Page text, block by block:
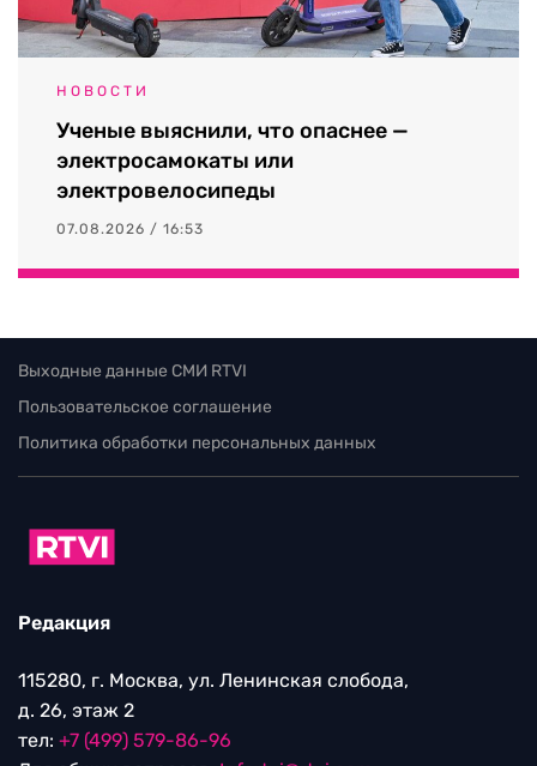
НОВОСТИ
Ученые выяснили, что опаснее —
электросамокаты или
электровелосипеды
07.08.2026 / 16:53
Выходные данные СМИ RTVI
Пользовательское соглашение
Политика обработки персональных данных
Редакция
115280, г. Москва, ул. Ленинская слобода,
д. 26, этаж 2
тел: +7 (499) 579-86-96